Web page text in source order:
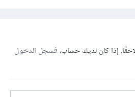
إذا كان لديك حساب،فسجل الدخول